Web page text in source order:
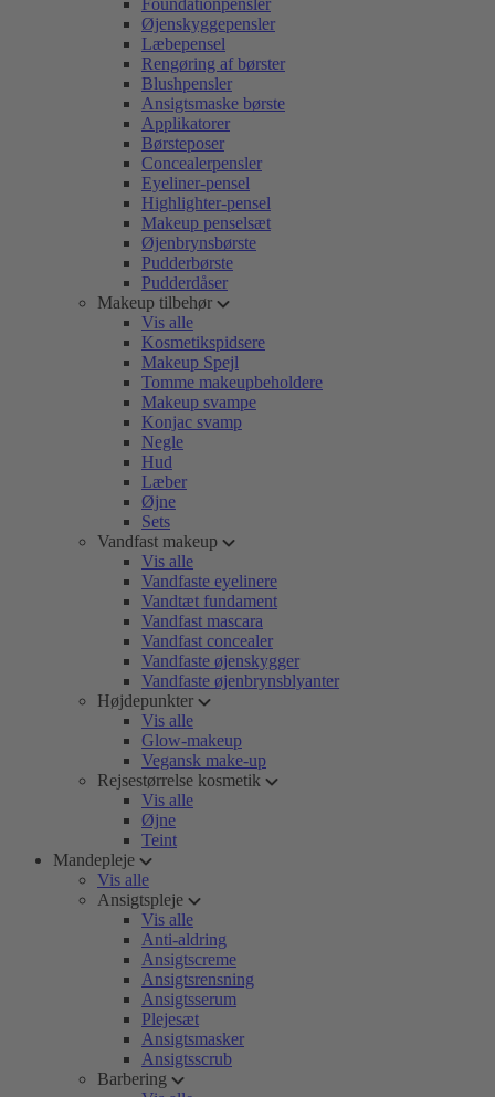
Foundationpensler
Øjenskyggepensler
Læbepensel
Rengøring af børster
Blushpensler
Ansigtsmaske børste
Applikatorer
Børsteposer
Concealerpensler
Eyeliner-pensel
Highlighter-pensel
Makeup penselsæt
Øjenbrynsbørste
Pudderbørste
Pudderdåser
Makeup tilbehør
Vis alle
Kosmetikspidsere
Makeup Spejl
Tomme makeupbeholdere
Makeup svampe
Konjac svamp
Negle
Hud
Læber
Øjne
Sets
Vandfast makeup
Vis alle
Vandfaste eyelinere
Vandtæt fundament
Vandfast mascara
Vandfast concealer
Vandfaste øjenskygger
Vandfaste øjenbrynsblyanter
Højdepunkter
Vis alle
Glow-makeup
Vegansk make-up
Rejsestørrelse kosmetik
Vis alle
Øjne
Teint
Mandepleje
Vis alle
Ansigtspleje
Vis alle
Anti-aldring
Ansigtscreme
Ansigtsrensning
Ansigtsserum
Plejesæt
Ansigtsmasker
Ansigtsscrub
Barbering